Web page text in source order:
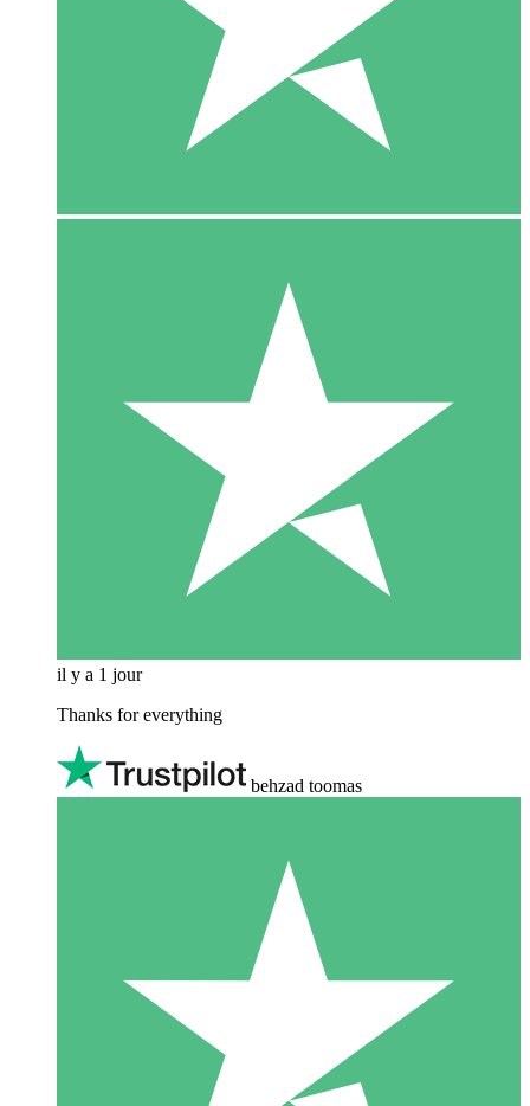
il y a 1 jour
Thanks for everything
behzad toomas